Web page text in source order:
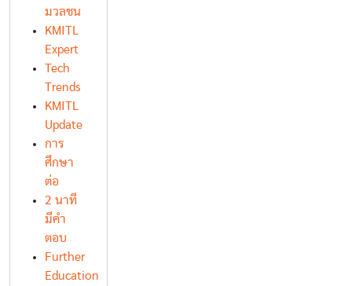
มวลชน
KMITL
Expert
Tech
Trends
KMITL
Update
การ
ศึกษา
ต่อ
2 นาที
มีคำ
ตอบ
Further
Education